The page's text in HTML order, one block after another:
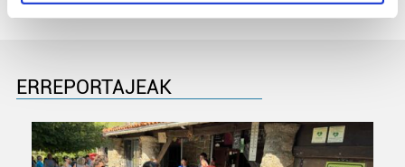
Guk eta gure bazkideek zure datu pertsonalak
teknologia erabiliz, cookieak adibidez, iragarki eta eduki
pertsonalizatuak eskaintzeko, iragarkiak eta edukia
ERREPORTAJEAK